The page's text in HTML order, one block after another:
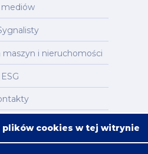
mediów
i nieruchomości
ESG
serwisu
plików cookies w tej witrynie